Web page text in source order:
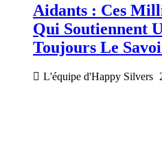
Aidants : Ces
Qui Soutiennent
Toujours Le
L'équipe d'Happy Silvers